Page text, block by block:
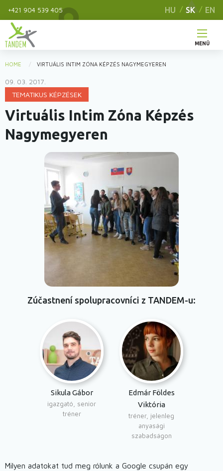
main
content
+421 904 539 405 HU SK EN
Hlavné
menu
MENÜ
are
here
HOME VIRTUÁLIS INTIM ZÓNA KÉPZÉS NAGYMEGYEREN
09. 03. 2017.
TEMATIKUS KÉPZÉSEK
Virtuális Intim Zóna Képzés
Nagymegyeren
Zúčastnení spolupracovníci z TANDEM-u
Sikula Gábor
igazgató, senior
tréner
Edmár Földes
Viktória
tréner, jelenleg
anyasági
szabadságon
Milyen adatokat tud meg rólunk a Google csupán egy